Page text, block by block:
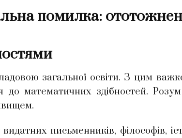
помилка:
загальної освіти. З цим
до математичних здібностей.
письменників, філософів,